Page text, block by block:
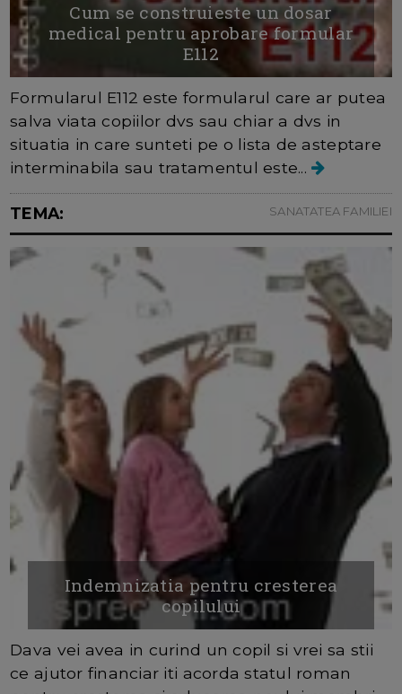
Cum se construieste un dosar
medical pentru aprobare formular
E112
Formularul E112 este formularul care ar putea
salva viata copiilor dvs sau chiar a dvs in
situatia in care sunteti pe o lista de asteptare
interminabila sau tratamentul este...
TEMA: SANATATEA FAMILIEI
Indemnizatia pentru cresterea
copilului
Dava vei avea in curind un copil si vrei sa stii
ce ajutor financiar iti acorda statul roman